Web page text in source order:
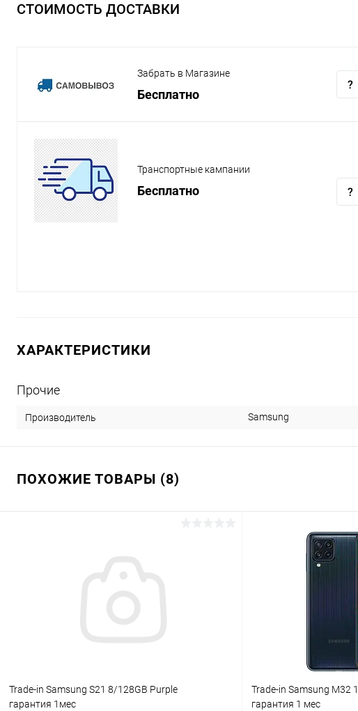
СТОИМОСТЬ ДОСТАВКИ
Забрать в Магазине
Бесплатно
Транспортные кампании
Бесплатно
ХАРАКТЕРИСТИКИ
Прочие
Производитель Samsung
ПОХОЖИЕ ТОВАРЫ (8)
Trade-in Samsung S21 8/128GB Purple
гарантия 1мес
Trade-in Samsung M32
гарантия 1 мес